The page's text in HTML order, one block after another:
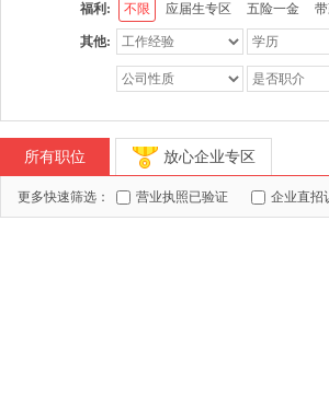
福利: 不限 应届生专区 五险一金
其他:
所有职位 放心企业专区
更多快速筛选： 营业执照已验证 企业直招